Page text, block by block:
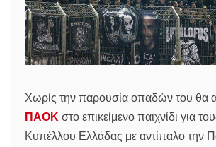
Χωρίς την παρουσία οπαδών του θα
ΠΑΟΚ στο επικείμενο παιχνίδι για
Κυπέλλου Ελλάδας με αντίπαλο την